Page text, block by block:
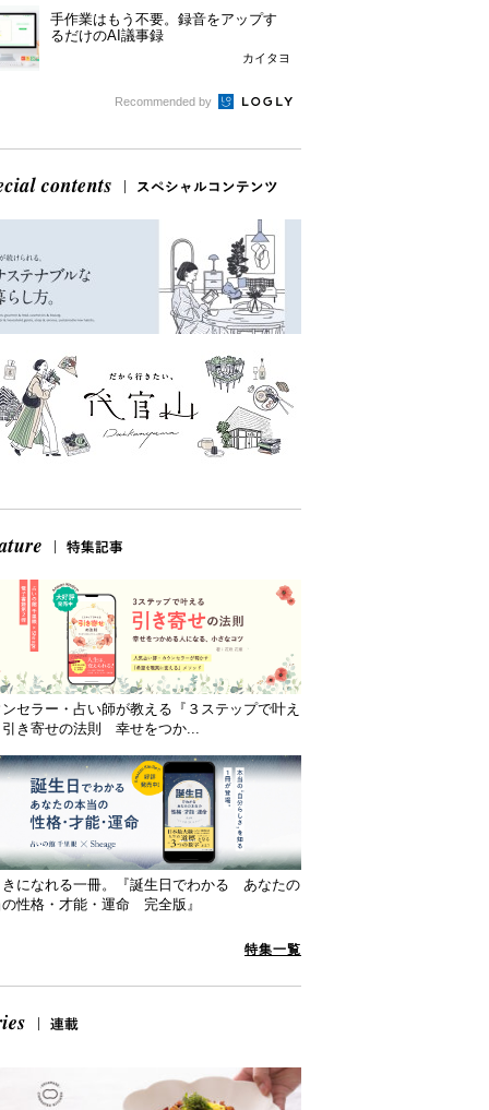
手作業はもう不要。録音をアップす
るだけのAI議事録
カイタヨ
Recommended by
セラー・占い師が教える『３ステップで叶え
き寄せの法則 幸せをつか...
きになれる一冊。『誕生日でわかる あなたの
性格・才能・運命 完全版』
特集一覧